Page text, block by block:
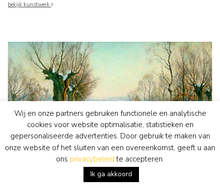
bekijk kunstwerk
Wij en onze partners gebruiken functionele en analytische
cookies voor website optimalisatie, statistieken en
gepersonaliseerde advertenties. Door gebruik te maken van
onze website of het sluiten van een overeenkomst, geeft u aan
ons privacybeleid te accepteren.
Ik ga akkoord